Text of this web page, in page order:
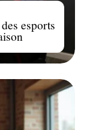
esports